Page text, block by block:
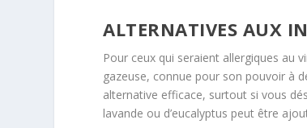
ALTERNATIVES AUX
Pour ceux qui seraient allergiques au
gazeuse, connue pour son pouvoir à
alternative efficace, surtout si vous
lavande ou d’eucalyptus peut être